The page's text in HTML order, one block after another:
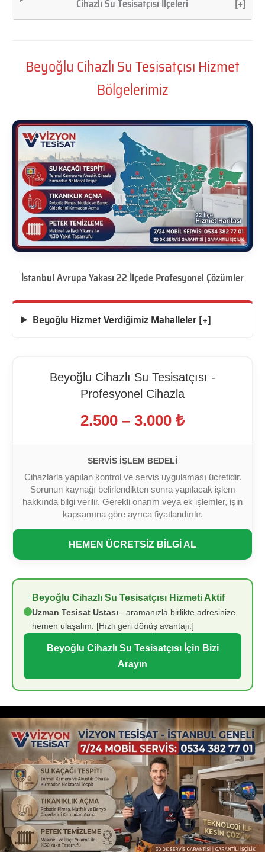
Cihazlı Su Tesisatçısı İlçeleri [+]
Beyoğlu Cihazlı Su Tesisatçısı Hizmet
Bölgelerimiz
İstanbul Avrupa Yakası 22 İlçede Profesyonel Çözümler
Beyoğlu Hizmet Verdiğimiz Mahalleler [+]
Beyoğlu Cihazlı Su Tesisatçısı -
Profesyonel Cihazla
2.500 – 3.000 ₺
SERVIS İŞLEM BEDELI
Cihazlarla yapılan kontrol ve servis uygulaması ücretidir.
Sorunun kaynağı belirlendikten sonra yapılacak işlem
hakkında bilgi verilir. Gerekli onarım veya ek işlemler, işin
kapsamına göre ayrıca fiyatlandırılır.
HEMEN ÜCRETSİZ BİLGİ AL
Beyoğlu Cihazlı Su Tesisatçısı Hizmeti Aktif
Uzman Tesisat Ustası - aramanızla birlikte adresinize
hemen ulaşalım. [Hızlı geri dönüş avantajı.]
Beyoğlu Cihazlı Su Tesisatçısı İçin Bizi
Arayın